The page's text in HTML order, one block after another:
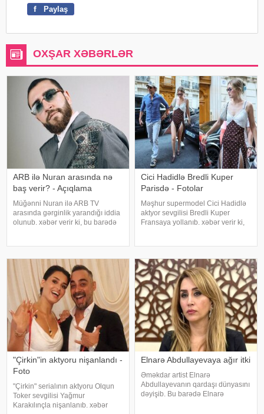
f Paylaş
OXŞAR XƏBƏRLƏR
ARB ilə Nuran arasında nə
baş verir? - Açıqlama
Müğənni Nuran ilə ARB TV
arasında gərginlik yarandığı iddia
olunub. xəbər verir ki, bu barədə
alınmış görüntü və
açıqlamalarının heç bir rəsm
Cici Hadidlə Bredli Kuper
Parisdə - Fotolar
Məşhur supermodel Cici Hadidlə
aktyor sevgilisi Bredli Kuper
Fransaya yollanıb. xəbər verir ki,
Malikdən ayrıldıqdan sonra Cicini
"Çirkin"in aktyoru nişanlandı -
Foto
"Çirkin" serialının aktyoru Olqun
Toker sevgilisi Yağmur
Karakılınçla nişanlanıb. xəbər
Elnarə Abdullayevaya ağır itki
Əməkdar artist Elnarə
Abdullayevanın qardaşı dünyasını
dəyişib. Bu barədə Elnarə